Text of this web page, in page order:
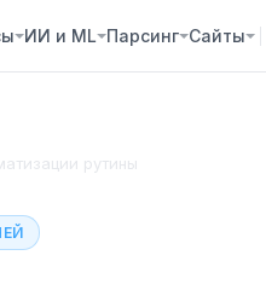
ИИ и ML Парсинг Сайты
рутины